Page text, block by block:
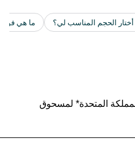
المتحدة* لمسحوق